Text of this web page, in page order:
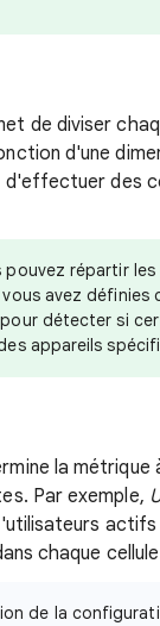
de diviser
d'une
d'effectuer des
pouvez répartir
avez définies
détecter si
appareils
la métrique
Par exemple,
chaque
de la